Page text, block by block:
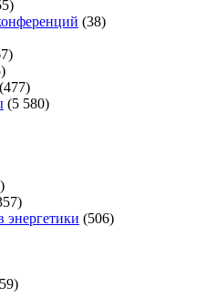
(38)
(477)
(5 580)
энергетики (506)